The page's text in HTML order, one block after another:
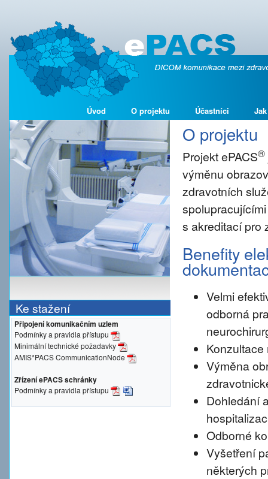
Úvod O projektu Účastníci
Ke stažení
Připojení komunikačním uzlem
Podmínky a pravidla přístupu
Minimální technické požadavky
AMIS*PACS CommunicationNode
Zřízení ePACS schránky
Podmínky a pravidla přístupu
O projektu
Projekt ePACS®
výměnu
zdravotních
s akreditací pro
Benefity
Velmi
odborná
Výměna
Dohledání
Odborné
Vyšetření
některých